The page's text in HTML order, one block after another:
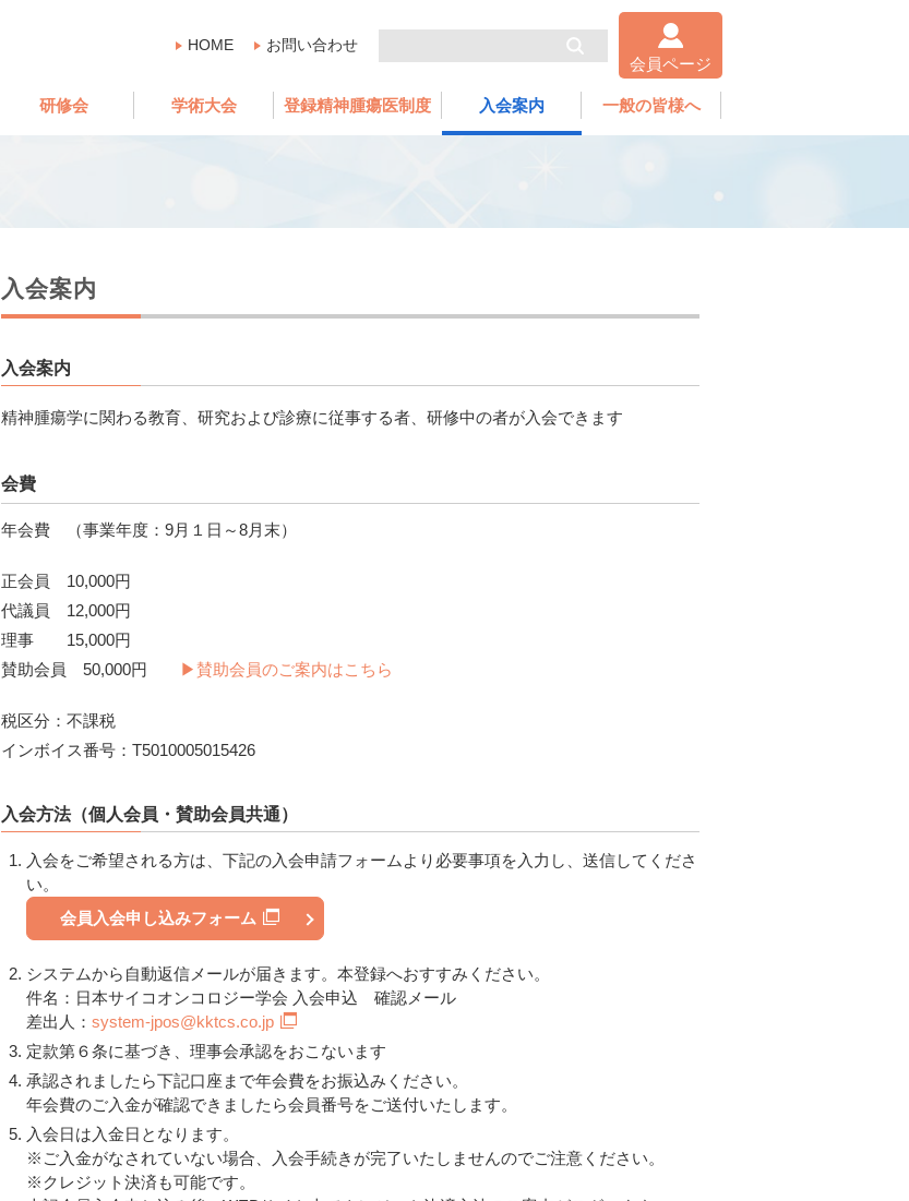
HOME お問い合わせ
会員ページ
研修会 学術大会 登録精神腫瘍医制度 入会案内 一般の皆様へ
入会案内
入会案内
精神腫瘍学に関わる教育、研究および診療に従事する者、研修中の者が入会できます
会費
年会費 （事業年度：9月１日～8月末）
正会員 10,000円
代議員 12,000円
理事 15,000円
賛助会員 50,000円
▶賛助会員のご案内はこちら
税区分：不課税
インボイス番号：T5010005015426
入会方法（個人会員・賛助会員共通）
入会をご希望される方は、下記の入会申請フォームより必要事項を入力し、送信してくださ
い。
会員入会申し込みフォーム
システムから自動返信メールが届きます。本登録へおすすみください。
件名：日本サイコオンコロジー学会 入会申込 確認メール
差出人： system-jpos@kktcs.co.jp
定款第６条に基づき、理事会承認をおこないます
承認されましたら下記口座まで年会費をお振込みください。
年会費のご入金が確認できましたら会員番号をご送付いたします。
入会日は入金日となります。
※ご入金がなされていない場合、入会手続きが完了いたしませんのでご注意ください。
※クレジット決済も可能です。